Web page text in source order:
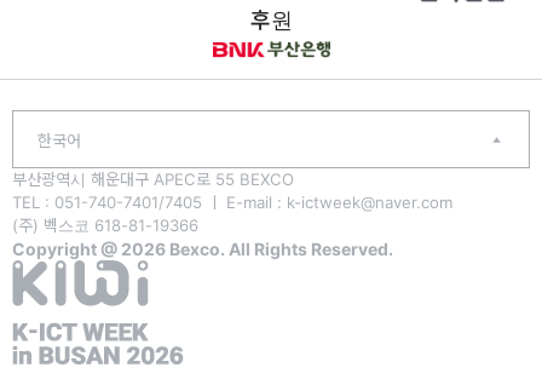
후원
부산광역시 해운대구 APEC로 55 BEXCO
TEL : 051-740-7401/7405 ㅣ E-mail : k-ictweek@naver.com
(주) 벡스코 618-81-19366
Copyright @ 2026 Bexco. All Rights Reserved.
한국어